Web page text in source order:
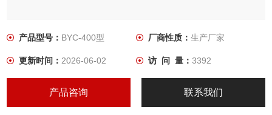
产品型号： BYC-400型 厂商性质： 生产厂家
更新时间：2026-06-02 访 问 量： 3392
产品咨询 联系我们